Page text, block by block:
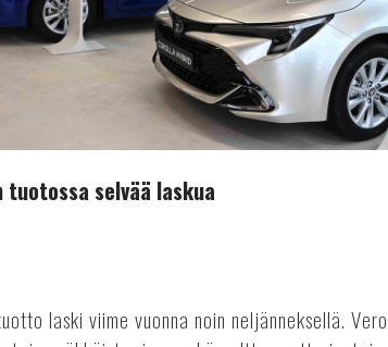
tuotossa selvää laskua
laski viime vuonna noin neljänneksellä.